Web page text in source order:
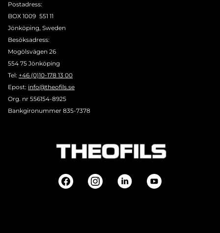
Postadress:
BOX 1009 551 11
Jönköping, Sweden
Besöksadress:
Mogölsvägen 26
554 75 Jönköping
Tel: +46 (0)10-178 13 00
Epost: info@theofils.se
Org. nr 556154-8925
Bankgironummer 835-7378